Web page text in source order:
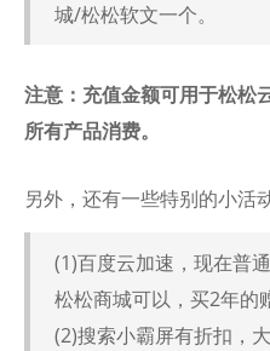
城/松松软文一个。
注意：充值金额可用于松松
所有产品消费。
另外，还有一些特别的小活
(1)百度云加速，现在普
松松商城可以，买2年的
(2)搜索小霸屏有折扣，